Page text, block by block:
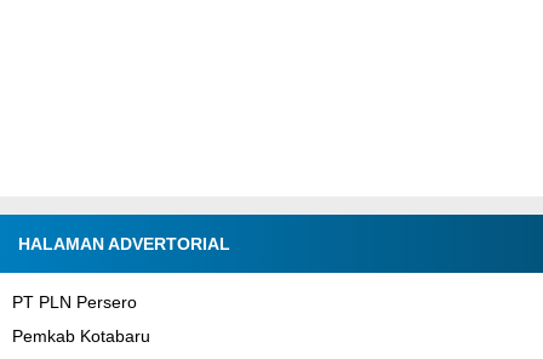
HALAMAN ADVERTORIAL
PT PLN Persero
Pemkab Kotabaru